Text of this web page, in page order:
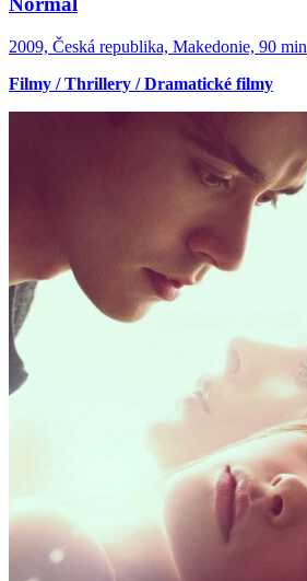
2009, Česká republika, Makedonie, 90 min
Filmy / Thrillery / Dramatické filmy